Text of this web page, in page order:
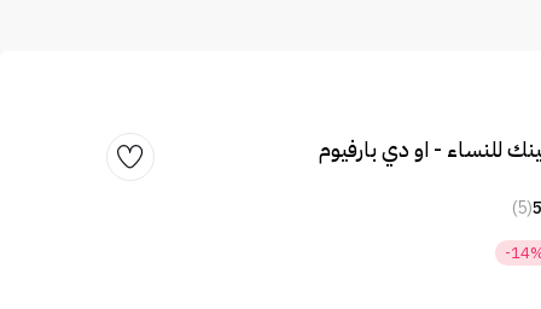
للنساء - او دي بارفيوم
5
(5)
-